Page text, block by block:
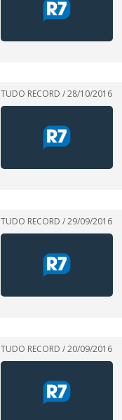
TUDO RECORD /28/10/2016
TUDO RECORD /29/09/2016
TUDO RECORD /20/09/2016